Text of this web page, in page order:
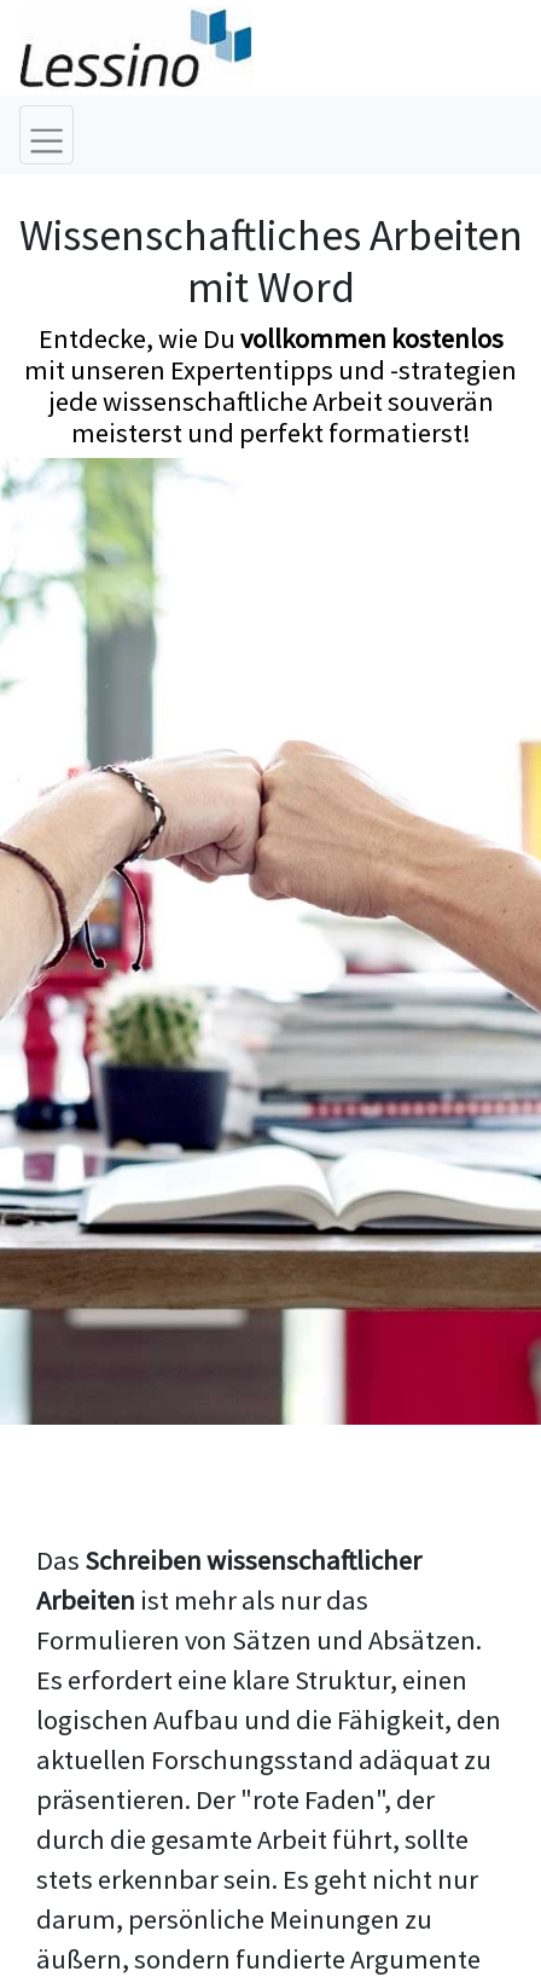
Wissenschaftliches Arbeiten
mit Word
Entdecke, wie Du vollkommen kostenlos
mit unseren Expertentipps und -strategien
jede wissenschaftliche Arbeit souverän
meisterst und perfekt formatierst!
Das Schreiben wissenschaftlicher
Arbeiten ist mehr als nur das
Formulieren von Sätzen und Absätzen.
Es erfordert eine klare Struktur, einen
logischen Aufbau und die Fähigkeit, den
aktuellen Forschungsstand adäquat zu
präsentieren. Der "rote Faden", der
durch die gesamte Arbeit führt, sollte
stets erkennbar sein. Es geht nicht nur
darum, persönliche Meinungen zu
äußern, sondern fundierte Argumente